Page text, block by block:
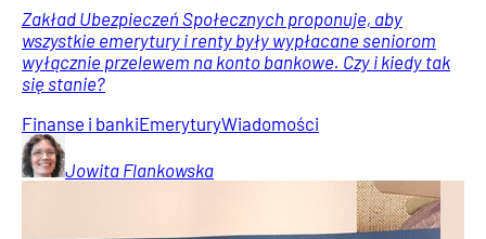
Zakład Ubezpieczeń Społecznych proponuje, aby
wszystkie emerytury i renty były wypłacane seniorom
wyłącznie przelewem na konto bankowe. Czy i kiedy tak
się stanie?
Finanse i bankiEmeryturyWiadomości
Jowita Flankowska